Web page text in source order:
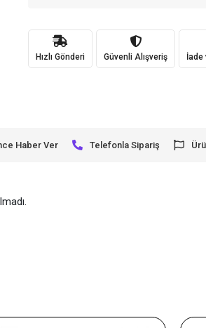
Hızlı Gönderi Güvenli Alışveriş İade
Haber Ver Telefonla Sipariş